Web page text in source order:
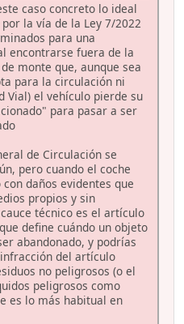
caso concreto lo ideal
la vía de la Ley 7/2022
para una
encontrarse fuera de la
monte que, aunque sea
para la circulación ni
Vial) el vehículo pierde su
para pasar a ser
de Circulación se
pero cuando el coche
daños evidentes que
propios y sin
técnico es el artículo
define cuándo un objeto
abandonado, y podrías
del artículo
no peligrosos (o el
peligrosos como
es lo más habitual en